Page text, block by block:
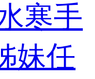
寒手
妹任